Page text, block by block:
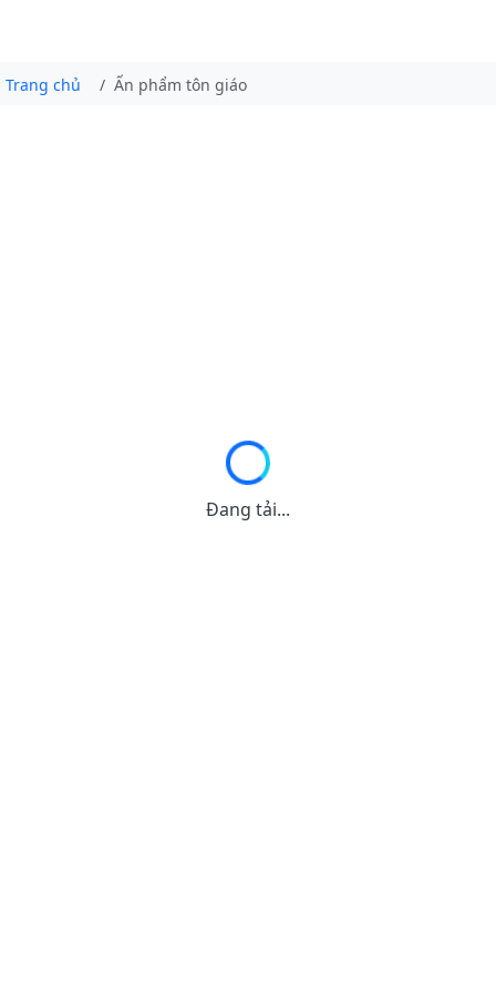
Trang chủ Ấn phẩm tôn giáo
Đang tải...